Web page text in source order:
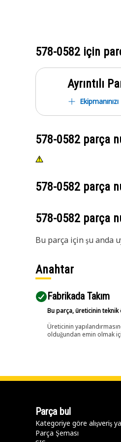
578-0582 için
Ayrıntılı
578-0582 parça
578-0582 parça
578-0582 parça
Bu parça için şu anda
Anahtar
Fabrikada Takım
Bu parça, üreticinin teknik
Üreticinin
olduğundan emin olmak
Parça bul
Kategoriye göre alışveriş
Parça Şeması